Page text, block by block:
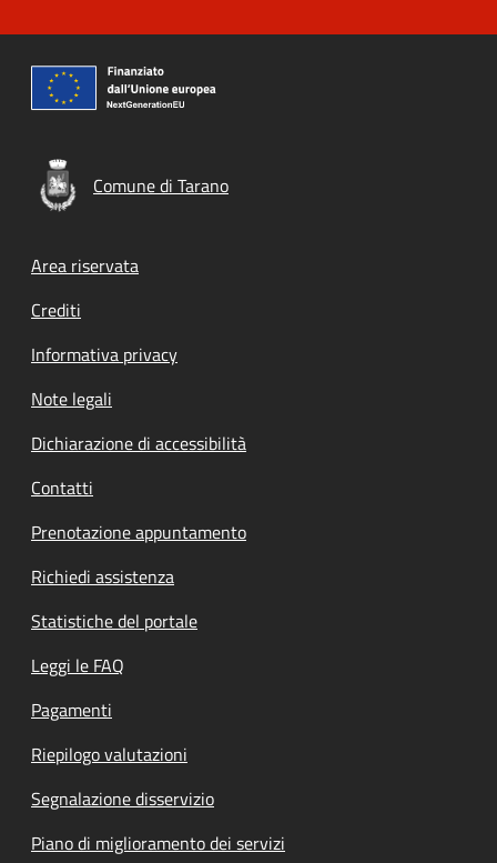
Comune di Tarano
Footer menu
Area riservata
Crediti
Informativa privacy
Note legali
Dichiarazione di accessibilità
Contatti
Prenotazione appuntamento
Richiedi assistenza
Statistiche del portale
Leggi le FAQ
Pagamenti
Riepilogo valutazioni
Segnalazione disservizio
Piano di miglioramento dei servizi